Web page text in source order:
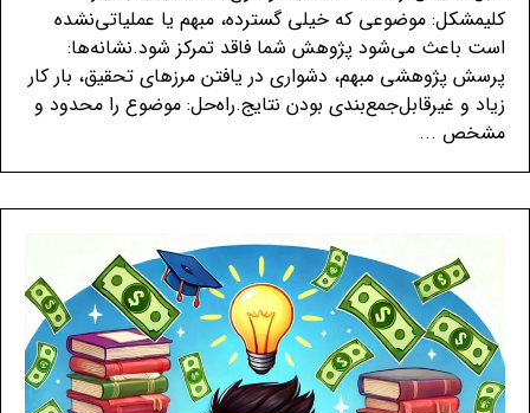
کلیمشکل: موضوعی که خیلی گسترده، مبهم یا عملیاتی‌نشده
است باعث می‌شود پژوهش شما فاقد تمرکز شود.نشانه‌ها:
پرسش پژوهشی مبهم، دشواری در یافتن مرزهای تحقیق، بار کار
زیاد و غیرقابل‌جمع‌بندی بودن نتایج.راه‌حل: موضوع را محدود و
مشخص ...